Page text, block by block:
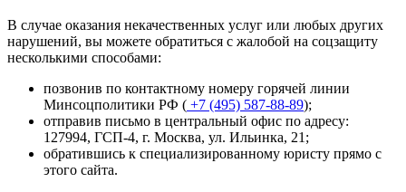
В случае оказания некачественных услуг или любых других
нарушений, вы можете обратиться с жалобой на соцзащиту
несколькими способами:
позвонив по контактному номеру горячей линии
Минсоцполитики РФ ( +7 (495) 587-88-89);
отправив письмо в центральный офис по адресу:
127994, ГСП-4, г. Москва, ул. Ильинка, 21 ;
обратившись к специализированному юристу прямо с
этого сайта.